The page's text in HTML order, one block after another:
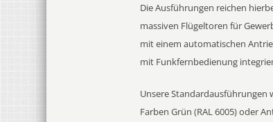
Die Ausführungen reichen
massiven Flügeltoren für
mit einem automatischen
mit Funkfernbedienung
Unsere
Farben Grün (RAL 6005) oder